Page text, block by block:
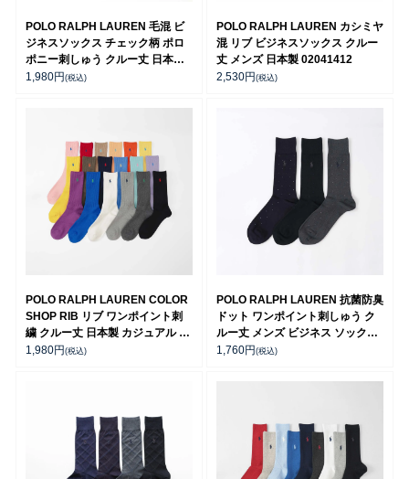
POLO RALPH LAUREN 毛混 ビ
ジネスソックス チェック柄 ポロ
ポニー刺しゅう クルー丈 日本製
メンズ 02045505
1,980円(税込)
POLO RALPH LAUREN カシミヤ
混 リブ ビジネスソックス クルー
丈 メンズ 日本製 02041412
2,530円(税込)
POLO RALPH LAUREN COLOR
SHOP RIB リブ ワンポイント刺
繍 クルー丈 日本製 カジュアル ソ
ックス メンズ 02012605
1,980円(税込)
POLO RALPH LAUREN 抗菌防臭
ドット ワンポイント刺しゅう ク
ルー丈 メンズ ビジネス ソックス
【25-27cm】02042385
1,760円(税込)